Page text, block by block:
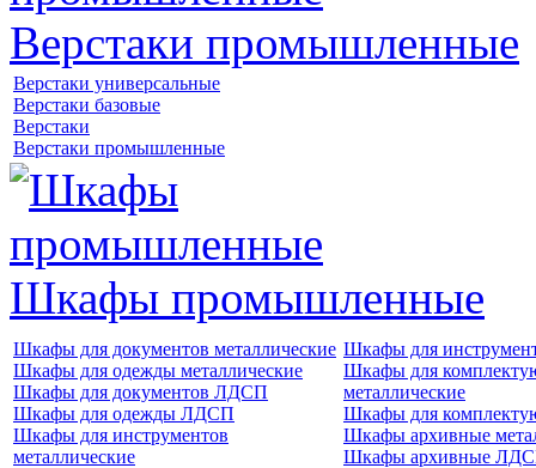
Верстаки промышленные
Верстаки универсальные
Верстаки базовые
Верстаки
Верстаки промышленные
Шкафы промышленные
Шкафы для документов металлические
Шкафы для одежды металлические
Шкафы для документов ЛДСП
Шкафы для одежды ЛДСП
Шкафы для инструментов
металлические
Шкафы для
Шкафы для
металлические
Шкафы для
Шкафы архивные
Шкафы архивные